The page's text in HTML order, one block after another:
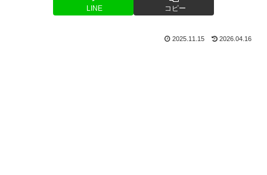
LINE コピー
2025.11.15 2026.04.16